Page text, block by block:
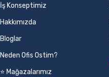
İş Konseptimiz
Hakkımızda
Bloglar
Neden Ofis Ostim?
⭐ Mağazalarımız